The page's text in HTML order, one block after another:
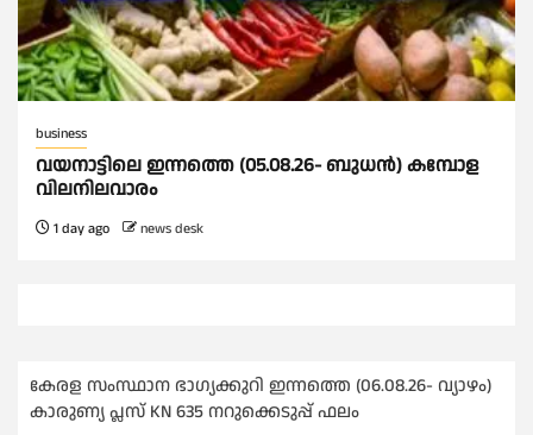
business
വയനാട്ടിലെ ഇന്നത്തെ (05.08.26- ബുധൻ) കമ്പോള
വിലനിലവാരം
1 day ago news desk
കേരള സംസ്ഥാന ഭാഗ്യക്കുറി ഇന്നത്തെ (06.08.26- വ്യാഴം)
കാരുണ്യ പ്ലസ് KN 635 നറുക്കെടുപ്പ് ഫലം